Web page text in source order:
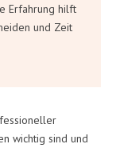
Erfahrung hilft
und Zeit
wichtig sind und